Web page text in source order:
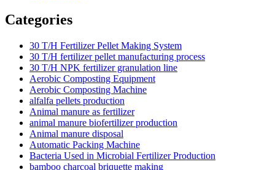
Categories
30 T/H Fertilizer Pellet Making System
30 T/H fertilizer pellet manufacturing process
30 T/H NPK fertilizer granulation line
Aerobic Composting Equipment
Aerobic Composting Machine
alfalfa pellets production
Animal manure as fertilizer
animal manure biofertilizer production
Animal manure disposal
Automatic Packing Machine
Bacteria Used in Microbial Fertilizer Production
bamboo charcoal briquette making